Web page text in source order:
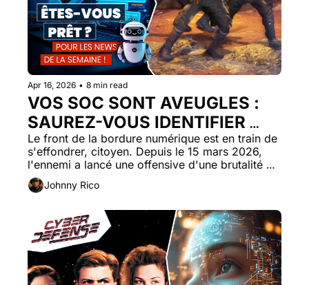
Apr 16, 2026 • 8 min read
VOS SOC SONT AVEUGLES :
SAUREZ-VOUS IDENTIFIER
L'ENNEMI QUAND IL
COMMUNIQUE PAR ÉMOJIS ?
Le front de la bordure numérique est en train de
s'effondrer, citoyen. Depuis le 15 mars 2026,
l'ennemi a lancé une offensive d'une brutalité
inouïe : 10 à 15 vagues d'attaques massives
Johnny Rico